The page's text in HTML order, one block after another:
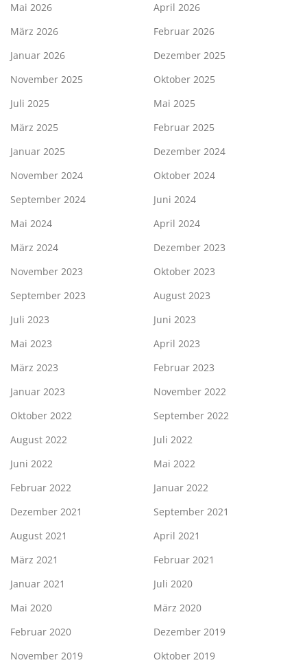
Mai 2026
April 2026
März 2026
Februar 2026
Januar 2026
Dezember 2025
November 2025
Oktober 2025
Juli 2025
Mai 2025
März 2025
Februar 2025
Januar 2025
Dezember 2024
November 2024
Oktober 2024
September 2024
Juni 2024
Mai 2024
April 2024
März 2024
Dezember 2023
November 2023
Oktober 2023
September 2023
August 2023
Juli 2023
Juni 2023
Mai 2023
April 2023
März 2023
Februar 2023
Januar 2023
November 2022
Oktober 2022
September 2022
August 2022
Juli 2022
Juni 2022
Mai 2022
Februar 2022
Januar 2022
Dezember 2021
September 2021
August 2021
April 2021
März 2021
Februar 2021
Januar 2021
Juli 2020
Mai 2020
März 2020
Februar 2020
Dezember 2019
November 2019
Oktober 2019